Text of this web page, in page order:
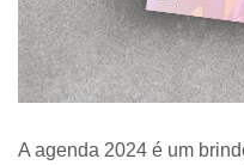
A agenda 2024 é um